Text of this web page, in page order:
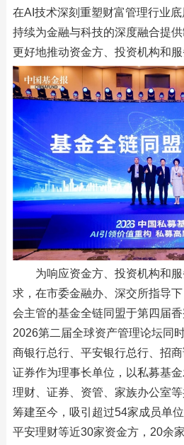
在AI技术深刻重塑财富管理行业
持续为金融与科技的深度融合提
更好地推动资金方、投资机构和服
为响应资金方、投资机构和
求，在市委金融办、深交所指导
会主管的基金全链同盟于第四届香
2026第二届全球资产管理论坛同
商银行总行、平安银行总行、招
证券作为理事长单位，以私募基金
理财、证券、资管、家族办公室
筹建至今，吸引超过54家成员单
平安理财等近30家资金方，20余